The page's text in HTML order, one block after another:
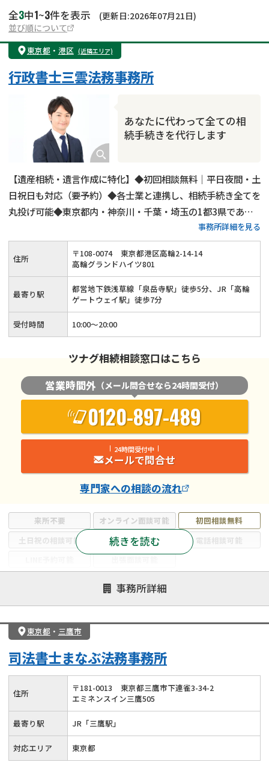
全3中1~3件を表示
(更新日:2026年07月21日)
並び順について
東京都 ・ 港区 (近隣エリア)
あなたに代わって全ての相
続手続きを代行します
行政書士三雲法務事務所
【遺産相続・遺言作成に特化】◆初回相談無料｜平日夜間・土
日祝日も対応（要予約）◆各士業と連携し、相続手続き全てを
丸投げ可能◆東京都内・神奈川・千葉・埼玉の1都3県であれ
ば無料出張相談◆相続人調査代行／相続財産調査代行／遺産分
割協議書作成支援・相続人間連絡調整／銀行口座の解約、名義
変更代行◆相続手続きを一括しておまかせください
事務所詳細を見る
来所不要 オンライン面談可能
初回相談無料
土日祝の相談可能
19時以降電話可能
電話相談可能
遺言書作成・遺言執行
相続放棄
相続登記
遺産分割
遺留分侵害額請求
相続税申告
相続手続き
成年後見・任意後見
贈与税
相続トラブル
続きを読む
住所 〒108-0074
東京都港区高輪2-14-14
高輪グランドハイツ801
最寄り駅
都営地下鉄浅草線「泉岳寺駅」徒歩5分、JR「高輪
ゲートウェイ駅」徒歩7分
受付時間 10:00～20:00
ツナグ相続相談窓口はこちら
営業時間外 （メール問合せなら24時間受付）
0120-897-489
24時間受付中
メールで問合せ
専門家への相談の流れ
事務所詳細
東京都 ・ 三鷹市
司法書士まなぶ法務事務所
住所 〒181-0013
東京都三鷹市下連雀3-34-2
エミネンスイン三鷹505
最寄り駅 JR「三鷹駅」
対応エリア 東京都